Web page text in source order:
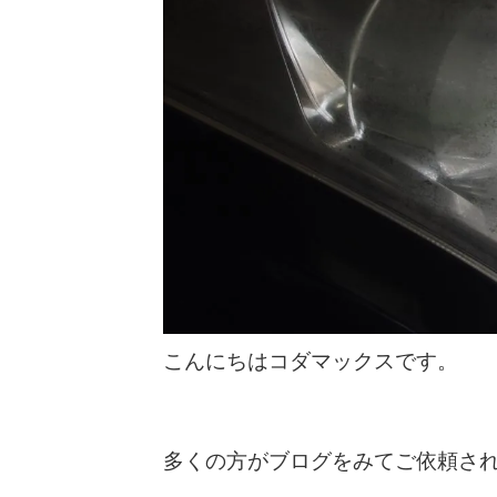
こんにちはコダマックスです。
多くの方がブログをみてご依頼さ